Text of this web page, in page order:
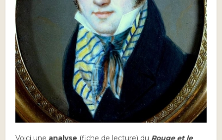
Voici une analyse (fiche de lecture) du Rouge et le